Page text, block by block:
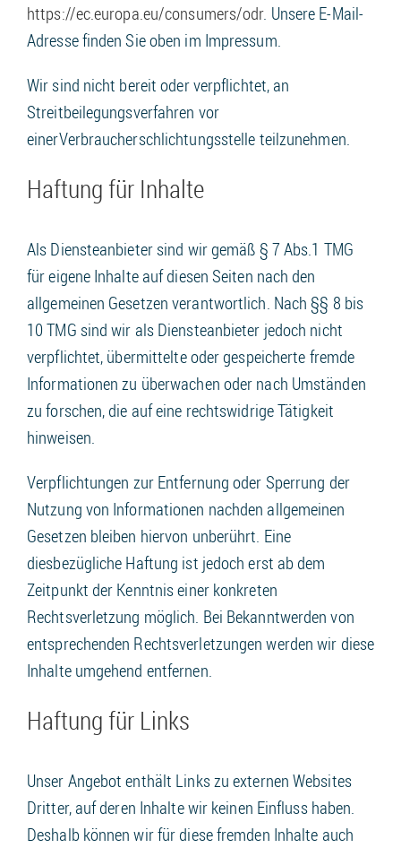
https://ec.europa.eu/consumers/odr. Unsere E-Mail-
Adresse finden Sie oben im Impressum.
Wir sind nicht bereit oder verpflichtet, an
Streitbeilegungsverfahren vor
einerVerbraucherschlichtungsstelle teilzunehmen.
Haftung für Inhalte
Als Diensteanbieter sind wir gemäß § 7 Abs.1 TMG
für eigene Inhalte auf diesen Seiten nach den
allgemeinen Gesetzen verantwortlich. Nach §§ 8 bis
10 TMG sind wir als Diensteanbieter jedoch nicht
verpflichtet, übermittelte oder gespeicherte fremde
Informationen zu überwachen oder nach Umständen
zu forschen, die auf eine rechtswidrige Tätigkeit
hinweisen.
Verpflichtungen zur Entfernung oder Sperrung der
Nutzung von Informationen nachden allgemeinen
Gesetzen bleiben hiervon unberührt. Eine
diesbezügliche Haftung ist jedoch erst ab dem
Zeitpunkt der Kenntnis einer konkreten
Rechtsverletzung möglich. Bei Bekanntwerden von
entsprechenden Rechtsverletzungen werden wir diese
Inhalte umgehend entfernen.
Haftung für Links
Unser Angebot enthält Links zu externen Websites
Dritter, auf deren Inhalte wir keinen Einfluss haben.
Deshalb können wir für diese fremden Inhalte auch